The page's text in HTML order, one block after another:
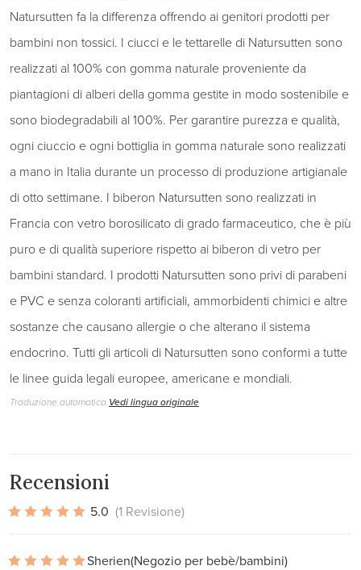
Natursutten fa la differenza offrendo ai genitori prodotti per
bambini non tossici. I ciucci e le tettarelle di Natursutten sono
realizzati al 100% con gomma naturale proveniente da
piantagioni di alberi della gomma gestite in modo sostenibile e
sono biodegradabili al 100%. Per garantire purezza e qualità,
ogni ciuccio e ogni bottiglia in gomma naturale sono realizzati
a mano in Italia durante un processo di produzione artigianale
di otto settimane. I biberon Natursutten sono realizzati in
Francia con vetro borosilicato di grado farmaceutico, che è più
puro e di qualità superiore rispetto ai biberon di vetro per
bambini standard. I prodotti Natursutten sono privi di parabeni
e PVC e senza coloranti artificiali, ammorbidenti chimici e altre
sostanze che causano allergie o che alterano il sistema
endocrino. Tutti gli articoli di Natursutten sono conformi a tutte
le linee guida legali europee, americane e mondiali.
Traduzione automatica Vedi lingua originale
Recensioni
5.0 (1 Revisione)
Sherien(Negozio per bebè/bambini)